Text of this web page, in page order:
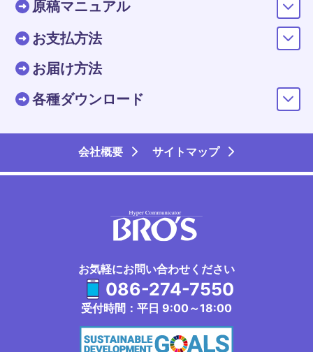
原稿マニュアル
お支払方法
お届け方法
各種ダウンロード
会社概要 サイトマップ
お気軽にお問い合わせください
086-274-7550
受付時間：平日 9:00～18:00